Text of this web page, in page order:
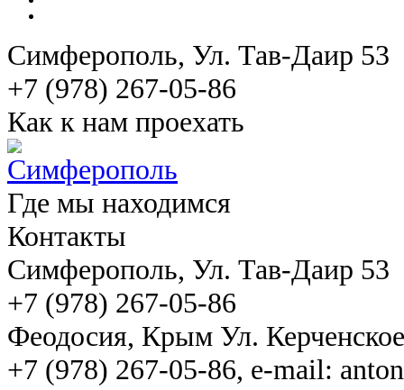
Симферополь, Ул. Тав-Даир 53
+7 (978) 267-05-86
Как к нам проехать
Где мы находимся
Контакты
Симферополь, Ул. Тав-Даир 53
+7 (978) 267-05-86
Феодосия, Крым Ул.
+7 (978) 267-05-86, e-mail: